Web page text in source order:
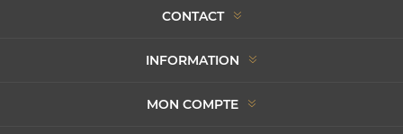
CONTACT
INFORMATION
MON COMPTE